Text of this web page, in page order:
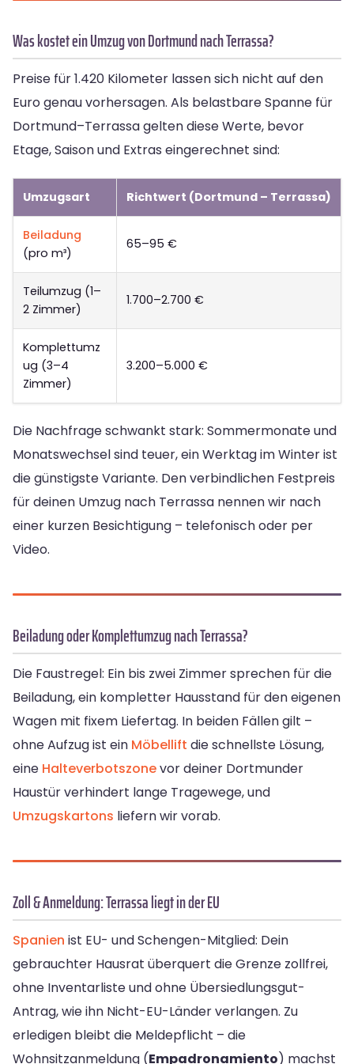
Was kostet ein Umzug von Dortmund nach Terrassa?
Preise für 1.420 Kilometer lassen sich nicht auf den
Euro genau vorhersagen. Als belastbare Spanne für
Dortmund–Terrassa gelten diese Werte, bevor
Etage, Saison und Extras eingerechnet sind:
Umzugsart Richtwert (Dortmund – Terrassa)
Beiladung
(pro m³)
65–95 €
Teilumzug (1–
2 Zimmer)
1.700–2.700 €
Komplettumz
ug (3–4
Zimmer)
3.200–5.000 €
Die Nachfrage schwankt stark: Sommermonate und
Monatswechsel sind teuer, ein Werktag im Winter ist
die günstigste Variante. Den verbindlichen Festpreis
für deinen Umzug nach Terrassa nennen wir nach
einer kurzen Besichtigung – telefonisch oder per
Video.
Beiladung oder Komplettumzug nach Terrassa?
Die Faustregel: Ein bis zwei Zimmer sprechen für die
Beiladung, ein kompletter Hausstand für den eigenen
Wagen mit fixem Liefertag. In beiden Fällen gilt –
ohne Aufzug ist ein Möbellift die schnellste Lösung,
eine Halteverbotszonevor deiner Dortmunder
Haustür verhindert lange Tragewege, und
Umzugskartons liefern wir vorab.
Zoll & Anmeldung: Terrassa liegt in der EU
Spanien ist EU- und Schengen-Mitglied: Dein
gebrauchter Hausrat überquert die Grenze zollfrei,
ohne Inventarliste und ohne Übersiedlungsgut-
Antrag, wie ihn Nicht-EU-Länder verlangen. Zu
erledigen bleibt die Meldepflicht – die
Wohnsitzanmeldung (Empadronamiento) machst